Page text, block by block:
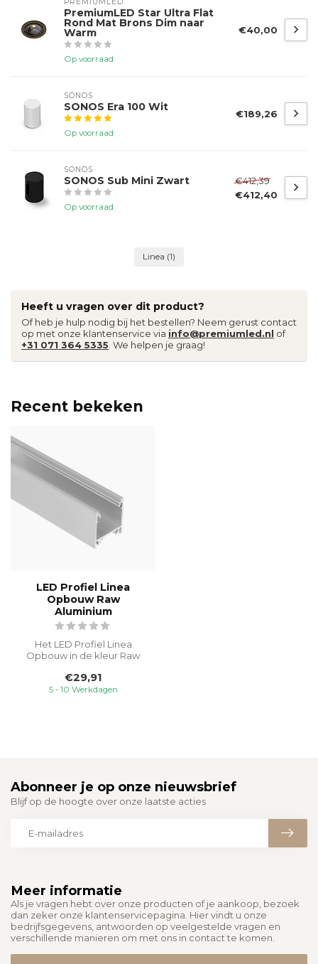
PremiumLED Star Ultra Flat
Rond Mat Brons Dim naar
Warm
Op voorraad
€40,00
SONOS
SONOS Era 100 Wit
Op voorraad
€189,26
SONOS
SONOS Sub Mini Zwart
Op voorraad
€412,39
€412,40
Linea (1)
Heeft u vragen over dit product?
Of heb je hulp nodig bij het bestellen? Neem gerust contact
op met onze klantenservice via info@premiumled.nl of
+31 071 364 5335 . We helpen je graag!
Recent bekeken
LED Profiel Linea
Opbouw Raw
Aluminium
Het LED Profiel Linea
Opbouw in de kleur Raw
oploss...
€29,91
5 - 10 Werkdagen
Meer informatie
Als je vragen hebt over onze producten of je aankoop, bezoek
dan zeker onze klantenservicepagina. Hier vindt u onze
bedrijfsgegevens, antwoorden op veelgestelde vragen en
verschillende manieren om met ons in contact te komen.
Abonneer je op onze nieuwsbrief
Blijf op de hoogte over onze laatste acties